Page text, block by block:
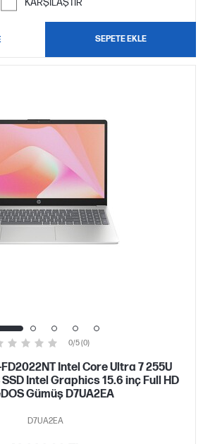
SEPETE EKLE
0/5 (0)
Intel Core Ultra 7 255U
SSD Intel Graphics 15.6 inç Full HD
Gümüş D7UA2EA
D7UA2EA